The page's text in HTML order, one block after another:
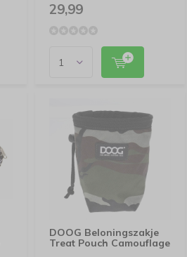
29,99
DOOG Beloningszakje
Treat Pouch Camouflage